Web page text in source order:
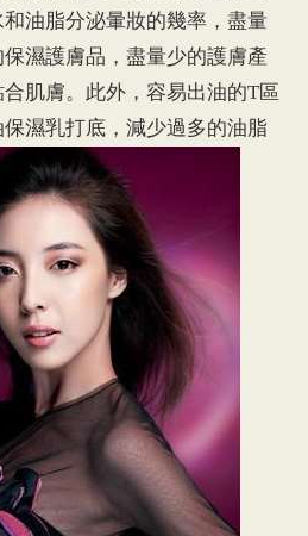
油脂分泌暈妝的幾率，盡量
濕護膚品，盡量少的護膚產
肌膚。此外，容易出油的T區
濕乳打底，減少過多的油脂